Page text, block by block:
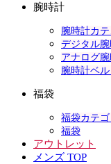
腕時計
腕時計カ
デジタル
アナログ
腕時計ベ
福袋
福袋カテ
福袋
アウトレット
メンズ TOP